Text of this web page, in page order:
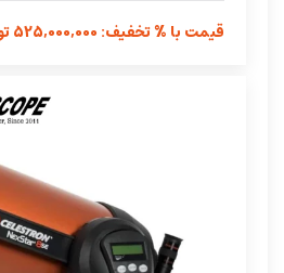
قیمت با % تخفیف: 525,000,000 تومان